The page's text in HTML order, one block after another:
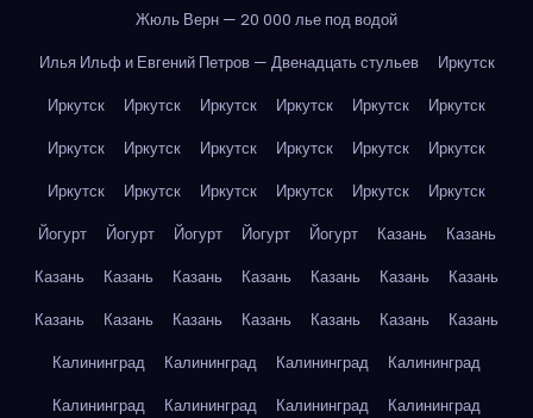
Жюль Верн — 20 000 лье под водой
Илья Ильф и Евгений Петров — Двенадцать стульев
Иркутск
Иркутск
Иркутск Иркутск Иркутск Иркутск
Иркутск
Иркутск
Иркутск Иркутск Иркутск Иркутск
Иркутск
Иркутск
Иркутск Иркутск Иркутск Иркутск
Иркутск
Йогурт
Йогурт Йогурт Йогурт Йогурт Казань
Казань
Казань
Казань Казань Казань Казань Казань
Казань
Казань
Казань Казань Казань Казань Казань
Казань
Калининград
Калининград Калининград
Калининград
Калининград
Калининград Калининград
Калининград